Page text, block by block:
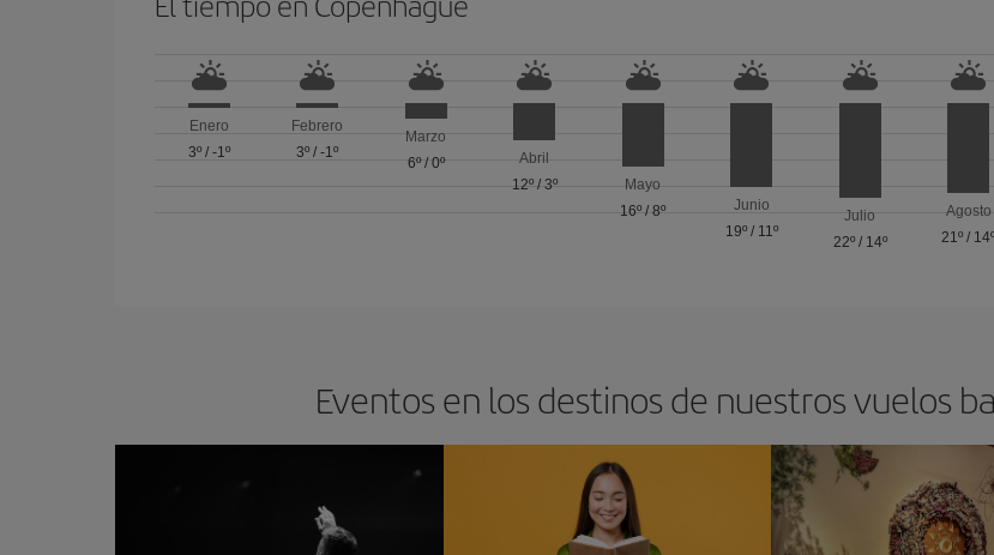
Enero
3º/ -1º
Febrero
3º /-1º
Marzo
6º/ 0º
Abril
12º/ 3º
Mayo
16º /8º
Junio
19º/ 11º
Julio
22º/ 14º
Agosto
21º / 14º
Eventos en los destinos de nuestros vuelos